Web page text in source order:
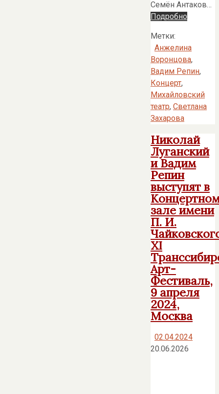
Семён Антаков…
Подробно
Метки:
Анжелина
Воронцова,
Вадим Репин,
Концерт,
Михайловский
театр, Светлана
Захарова
Николай
Луганский
и Вадим
Репин
выступят в
зале имени
П. И.
XI
Арт-
Фестиваль,
9 апреля
2024,
Москва
02.04.2024
20.06.2026